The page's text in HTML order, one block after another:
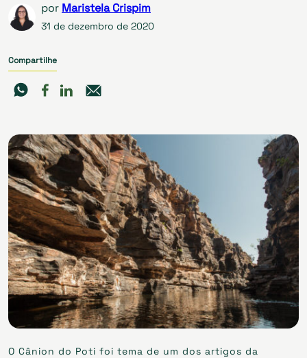
por Maristela Crispim
31 de dezembro de 2020
Compartilhe
O Cânion do Poti foi tema de um dos artigos da